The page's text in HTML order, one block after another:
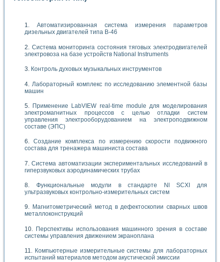
Автоматизированная система измерения параметров
дизельных двигателей типа В-46
Система мониторинга состояния тяговых электродвигателей
электровоза на базе устройств National Instruments
Контроль духовых музыкальных инструментов
Лабораторный комплекс по исследованию элементной базы
машин
Применение LabVIEW real-time module для моделирования
электромагнитных процессов с целью отладки систем
управления электрооборудованием на электроподвижном
составе (ЭПС)
Создание комплекса по измерению скорости подвижного
состава для тренажера машиниста состава
Система автоматизации экспериментальных исследований в
гиперзвуковых аэродинамических трубах
Функциональные модули в стандарте Nl SCXI для
ультразвуковых контрольно-измерительных систем
Магнитометрический метод в дефектоскопии сварных швов
металлоконструкций
Перспективы использования машинного зрения в составе
системы управления движением экраноплана
Компьютерные измерительные системы для лабораторных
испытаний материалов методом акустической эмиссии